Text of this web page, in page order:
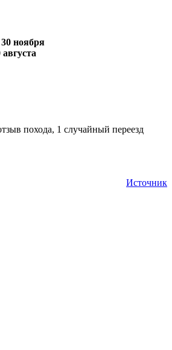
30 ноября
августа
похода, 1 случайный переезд
Источник